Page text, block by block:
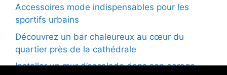
Accessoires mode indispensables pour les
sportifs urbains
Découvrez un bar chaleureux au cœur du
quartier près de la cathédrale
Installer un mur d’escalade dans son garage